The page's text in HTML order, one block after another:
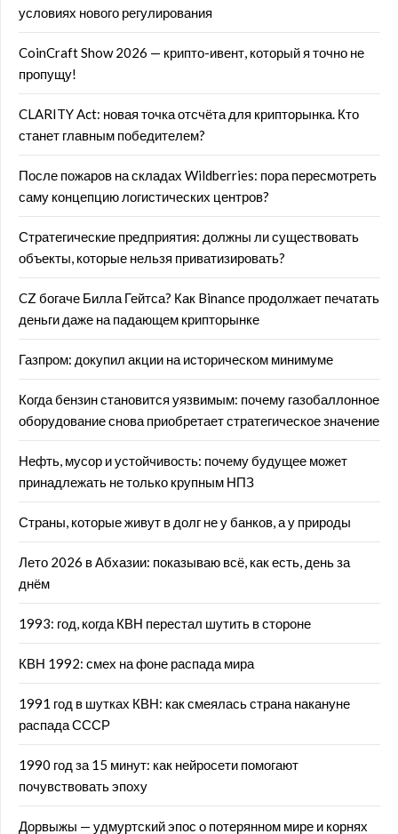
условиях нового регулирования
CoinCraft Show 2026 — крипто-ивент, который я точно не
пропущу!
CLARITY Act: новая точка отсчёта для крипторынка. Кто
станет главным победителем?
После пожаров на складах Wildberries: пора пересмотреть
саму концепцию логистических центров?
Стратегические предприятия: должны ли существовать
объекты, которые нельзя приватизировать?
CZ богаче Билла Гейтса? Как Binance продолжает печатать
деньги даже на падающем крипторынке
Газпром: докупил акции на историческом минимуме
Когда бензин становится уязвимым: почему газобаллонное
оборудование снова приобретает стратегическое значение
Нефть, мусор и устойчивость: почему будущее может
принадлежать не только крупным НПЗ
Страны, которые живут в долг не у банков, а у природы
Лето 2026 в Абхазии: показываю всё, как есть, день за
днём
1993: год, когда КВН перестал шутить в стороне
КВН 1992: смех на фоне распада мира
1991 год в шутках КВН: как смеялась страна накануне
распада СССР
1990 год за 15 минут: как нейросети помогают
почувствовать эпоху
Дорвыжы — удмуртский эпос о потерянном мире и корнях